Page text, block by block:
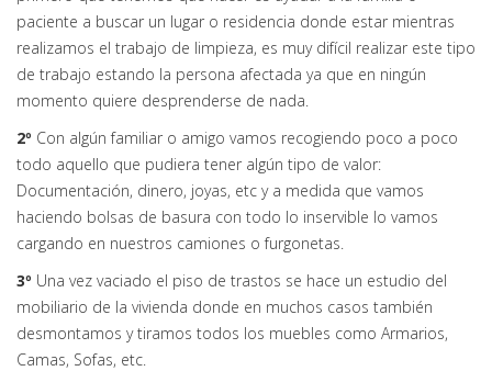
paciente a buscar un lugar o residencia donde estar mientras
realizamos el trabajo de limpieza, es muy difícil realizar este tipo
de trabajo estando la persona afectada ya que en ningún
momento quiere desprenderse de nada.
2º Con algún familiar o amigo vamos recogiendo poco a poco
todo aquello que pudiera tener algún tipo de valor:
Documentación, dinero, joyas, etc y a medida que vamos
haciendo bolsas de basura con todo lo inservible lo vamos
cargando en nuestros camiones o furgonetas.
3º Una vez vaciado el piso de trastos se hace un estudio del
mobiliario de la vivienda donde en muchos casos también
desmontamos y tiramos todos los muebles como Armarios,
Camas, Sofas, etc.